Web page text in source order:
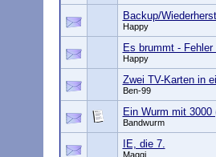
Backup/
Happy
Es brummt -
Happy
Zwei TV-Karten in
Ben-99
Ein Wurm mit 3000
Bandwurm
IE, die 7.
Maggi